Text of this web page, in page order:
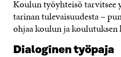
Koulun työyhteisö tarvitsee
tarinan tulevaisuudesta –
ohjaa koulun ja koulutuksen
Dialoginen työpaja